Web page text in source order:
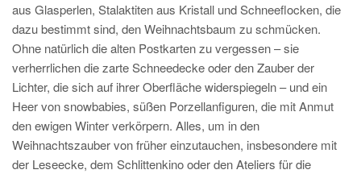
aus Glasperlen, Stalaktiten aus Kristall und Schneeflocken, die
dazu bestimmt sind, den Weihnachtsbaum zu schmücken.
Ohne natürlich die alten Postkarten zu vergessen – sie
verherrlichen die zarte Schneedecke oder den Zauber der
Lichter, die sich auf ihrer Oberfläche widerspiegeln – und ein
Heer von snowbabies, süßen Porzellanfiguren, die mit Anmut
den ewigen Winter verkörpern. Alles, um in den
Weihnachtszauber von früher einzutauchen, insbesondere mit
der Leseecke, dem Schlittenkino oder den Ateliers für die